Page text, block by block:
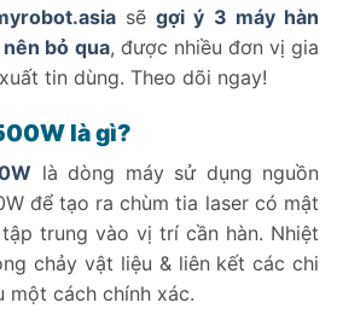
sẽgợi ý 3 máy hàn
bỏ qua, được nhiều đơn vị gia
tin dùng. Theo dõi ngay!
là gì?
là dòng máy sử dụng nguồn
để tạo ra chùm tia laser có mật
trung vào vị trí cần hàn. Nhiệt
chảy vật liệu & liên kết các chi
một cách chính xác.